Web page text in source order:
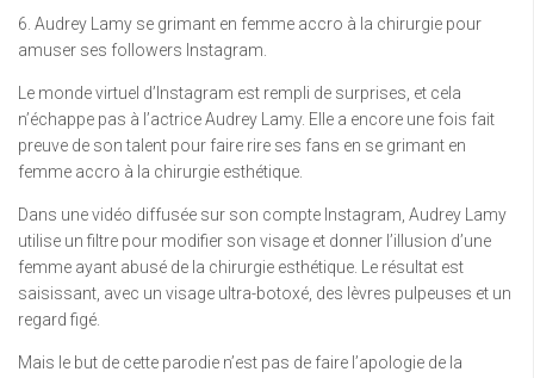
6. Audrey Lamy se grimant en femme accro à la chirurgie pour
amuser ses followers Instagram.
Le monde virtuel d’Instagram est rempli de surprises, et cela
n’échappe pas à l’actrice Audrey Lamy. Elle a encore une fois fait
preuve de son talent pour faire rire ses fans en se grimant en
femme accro à la chirurgie esthétique.
Dans une vidéo diffusée sur son compte Instagram, Audrey Lamy
utilise un filtre pour modifier son visage et donner l’illusion d’une
femme ayant abusé de la chirurgie esthétique. Le résultat est
saisissant, avec un visage ultra-botoxé, des lèvres pulpeuses et un
regard figé.
Mais le but de cette parodie n’est pas de faire l’apologie de la